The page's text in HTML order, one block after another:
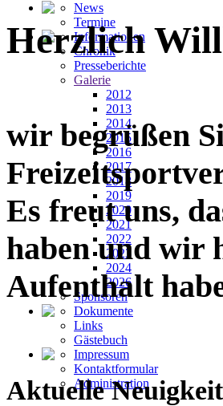
News
Termine
Informationen
Chronik
Presseberichte
Galerie
2012
2013
2014
2015
2016
2017
2018
2019
2020
2021
2022
2023
2024
2026
Sponsoren
Dokumente
Links
Gästebuch
Impressum
Kontaktformular
Administration
Herzlich
wir begrüßen
Es freut uns,
haben und wir
Aufenthalt
Aktuelle